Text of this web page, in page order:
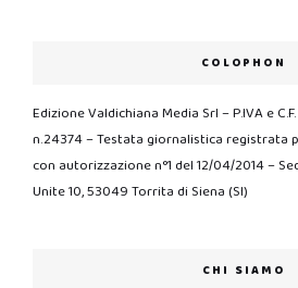
COLOPHON
Edizione Valdichiana Media Srl – P.IVA e
n.24374 – Testata giornalistica registrata
con autorizzazione n°1 del 12/04/2014 –
Unite 10, 53049 Torrita di Siena (SI)
CHI SIAMO